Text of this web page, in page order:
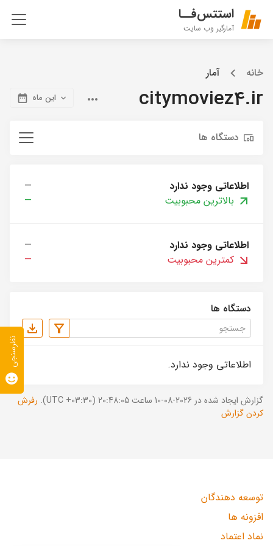
استتس‌فــا
آمارگیر وب سایت
خانه آمار
citymoviez4.ir این ماه
دستگاه ها
اطلاعاتی وجود ندارد
—
بالاترین محبوبیت
—
اطلاعاتی وجود ندارد
—
کمترین محبوبیت
—
دستگاه ها
اطلاعاتی وجود ندارد.
گزارش ایجاد شده در 2026-08-10 ساعت 20:48:05 (UTC +03:30).
رفرش
کردن گزارش
توسعه دهندگان
افزونه ها
نماد اعتماد
نظرسنجی